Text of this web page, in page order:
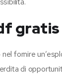
gratis
fornire
di